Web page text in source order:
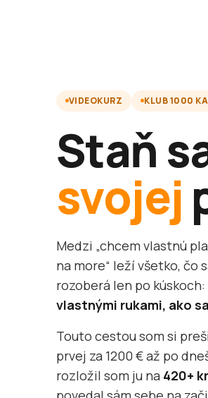
VIDEOKURZ KLUB 1000
Staň
svojej
Medzi „chcem vlastnú
na more“ leží všetko, čo
rozoberá len po kúskoch:
vlastnými rukami, ako
Touto cestou som si
prvej za 1200 € až po
rozložil som ju na 420+